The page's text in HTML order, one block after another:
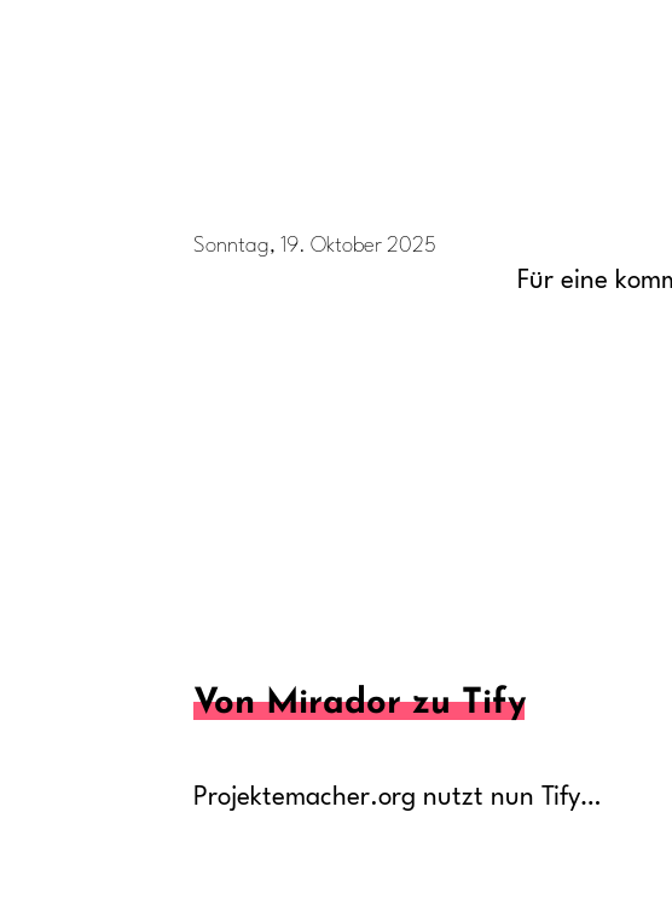
Sonntag, 19. Oktober 2025
Für eine
Von Mirador zu Tify
Projektemacher.org nutzt nun Tify…